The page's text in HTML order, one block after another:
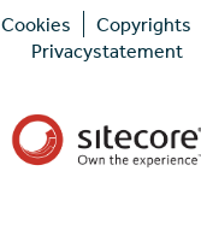
Cookies Copyrights
Privacystatement